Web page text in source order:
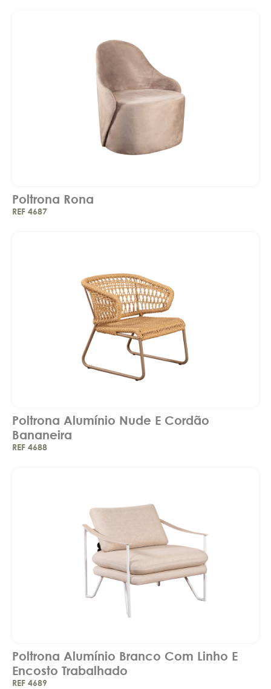
Poltrona Rona
REF 4687
Poltrona Alumínio Nude E Cordão
Bananeira
REF 4688
Poltrona Alumínio Branco Com Linho E
Encosto Trabalhado
REF 4689